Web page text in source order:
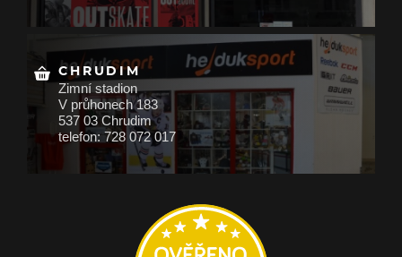
CHRUDIM
Zimní stadion
V průhonech 183
537 03 Chrudim
telefon: 728 072 017